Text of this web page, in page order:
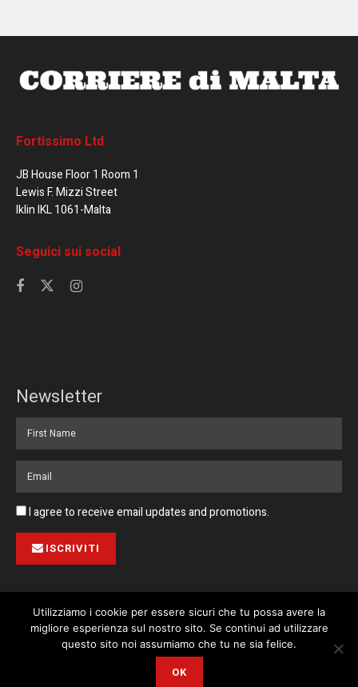
Fortissimo Ltd
JB House Floor 1 Room 1
Lewis F. Mizzi Street
Iklin IKL 1061-Malta
Seguici sui social
Newsletter
I agree to receive email updates and promotions.
ISCRIVITI
Pubblicità Collabora con noi Contatto Privacy Policy
© 2023 Corriere di Malta / Fortissimo Ltd
This website uses cookies. By continuing to use this website you are
Utilizziamo i cookie per essere sicuri che tu possa avere la
migliore esperienza sul nostro sito. Se continui ad utilizzare
questo sito noi assumiamo che tu ne sia felice.
OK